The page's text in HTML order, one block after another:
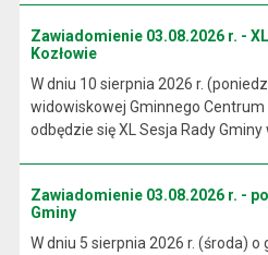
Zawiadomienie 03.08.2026 r. -
Kozłowie
W dniu 10 sierpnia 2026 r.
widowiskowej Gminnego Centrum
odbędzie się XL Sesja Rady Gminy
Zawiadomienie 03.08.2026 r. -
Gminy
W dniu 5 sierpnia 2026 r. (środa) o